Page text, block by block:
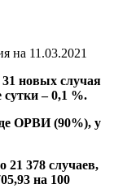
на 11.03.2021
новых случая
сутки – 0,1 %.
ОРВИ (90%), у
21 378 случаев,
на 100